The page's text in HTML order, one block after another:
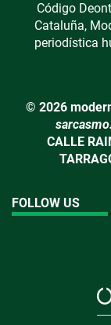
Código
Cataluña,
periodística
© 2026
sarcasmo.
CALLE
FOLLOW US